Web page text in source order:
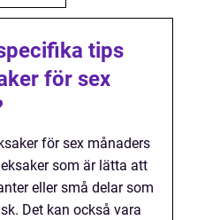
tips
för sex
för sex månaders
som är lätta att
eller små delar som
Det kan också vara